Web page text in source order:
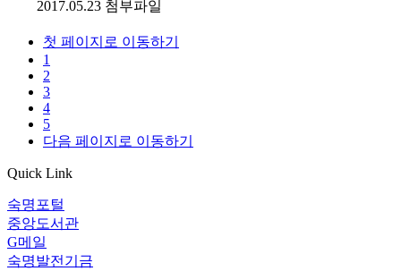
2017.05.23 첨부파일
첫 페이지로 이동하기
1
2
3
4
5
다음 페이지로 이동하기
Quick Link
숙명포털
중앙도서관
G메일
숙명발전기금